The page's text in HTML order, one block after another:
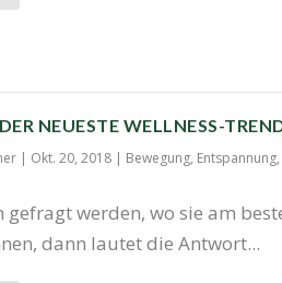
NEUESTE WELLNESS-
| Okt. 20, 2018| Bewegung, Entspannung,
gefragt wer­den, wo sie am
dann lau­tet die Ant­wort...